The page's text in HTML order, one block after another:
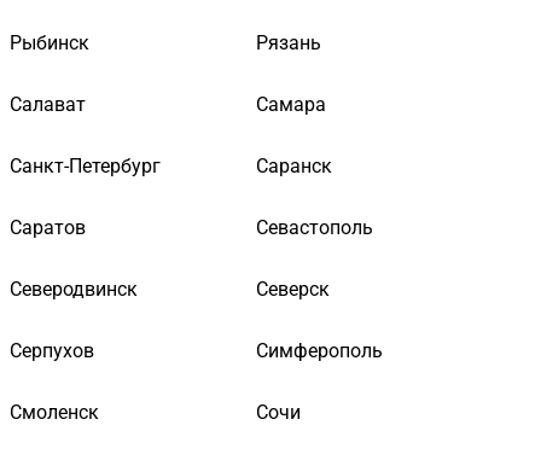
Рыбинск Рязань
Салават Самара
Санкт-Петербург Саранск
Саратов Севастополь
Северодвинск Северск
Серпухов Симферополь
Смоленск Сочи